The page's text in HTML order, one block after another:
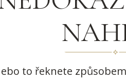
to řeknete